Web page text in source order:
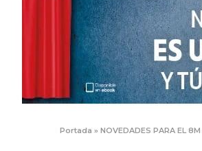
Portada »NOVEDADES PARA EL 8M